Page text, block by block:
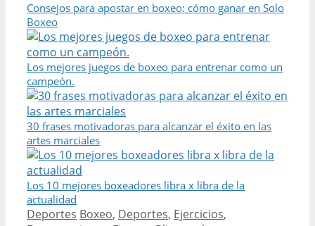
Consejos para apostar en boxeo: cómo ganar en Solo
Boxeo
Los mejores juegos de boxeo para entrenar como un
campeón.
30 frases motivadoras para alcanzar el éxito en las
artes marciales
Los 10 mejores boxeadores libra x libra de la
actualidad
Categories
Deportes Tags
Boxeo, Deportes, Ejercicios,